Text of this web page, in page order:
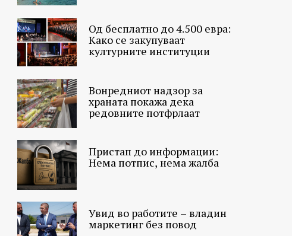
Од бесплатно до 4.500 евра:
Како се закупуваат
културните институции
Вонредниот надзор за
храната покажа дека
редовните потфрлаат
Пристап до информации:
Нема потпис, нема жалба
Увид во работите – владин
маркетинг без повод